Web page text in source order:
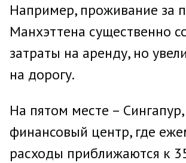
Например, проживание за
Манхэттена существенно
затраты на аренду, но
на дорогу.
На пятом месте – Сингапур,
финансовый центр, где
расходы приближаются к